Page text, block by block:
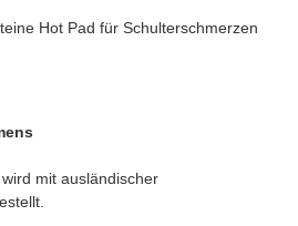
mit ausländischer